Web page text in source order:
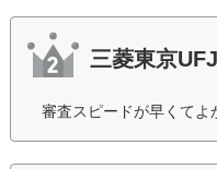
三菱東京
審査スピードが早くてよ